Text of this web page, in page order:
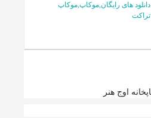
دانلود های رایگان,موکاپ,موکاپ
تراکت